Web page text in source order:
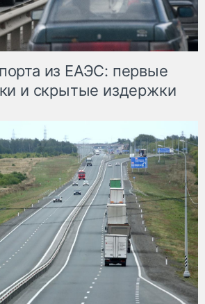
из ЕАЭС: первые
и скрытые издержки